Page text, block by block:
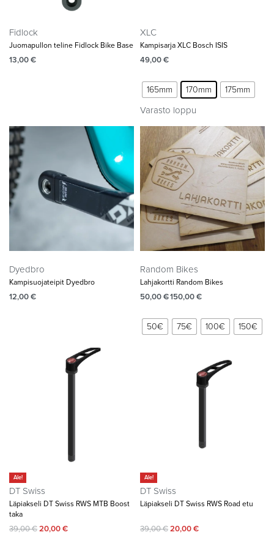
Fidlock
Juomapullon teline Fidlock Bike Base
13,00€
XLC
Kampisarja XLC Bosch ISIS
49,00€
165mm 170mm 175mm
Varasto loppu
Dyedbro
Kampisuojateipit Dyedbro
12,00€
Random Bikes
Lahjakortti Random Bikes
50,00€150,00€
50€ 75€ 100€ 150€
Ale!
DT Swiss
Läpiakseli DT Swiss RWS MTB Boost
taka
39,00€20,00€
Ale!
DT Swiss
Läpiakseli DT Swiss RWS Road etu
39,00€20,00€